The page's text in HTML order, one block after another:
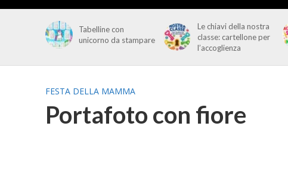
Tabelline con
unicorno da stampare
Le chiavi della nostra
classe: cartellone per
l’accoglienza
FESTA DELLA MAMMA
Portafoto con fiore